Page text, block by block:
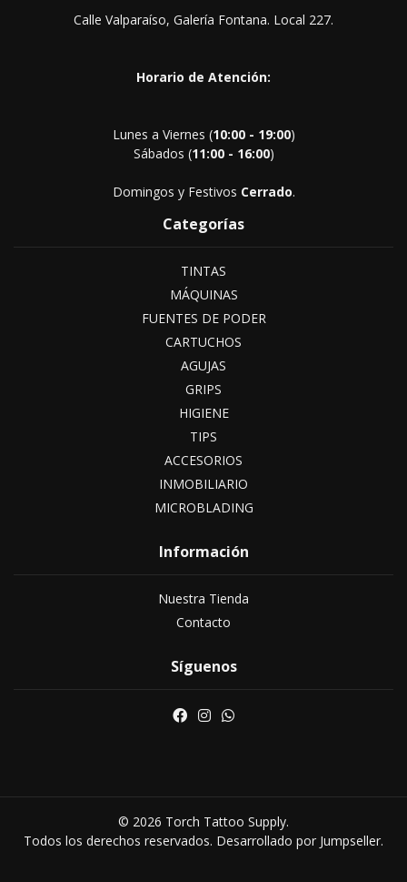
Calle Valparaíso, Galería Fontana. Local 227.
Horario de Atención:
Lunes a Viernes (10:00 - 19:00)
Sábados (11:00 - 16:00)
Domingos y Festivos Cerrado.
Categorías
TINTAS
MÁQUINAS
FUENTES DE PODER
CARTUCHOS
AGUJAS
GRIPS
HIGIENE
TIPS
ACCESORIOS
INMOBILIARIO
MICROBLADING
Información
Nuestra Tienda
Contacto
Síguenos
© 2026 Torch Tattoo Supply.
Todos los derechos reservados. Desarrollado por Jumpseller.